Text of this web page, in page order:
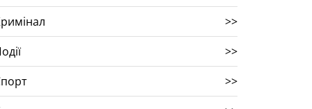
>>
>>
>>